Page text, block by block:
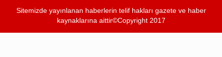
Sitemizde yayınlanan haberlerin telif hakları gazete ve haber
kaynaklarına aittir©Copyright 2017